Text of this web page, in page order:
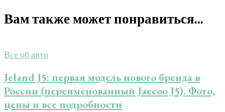
Вам также может понравиться...
Все об авто
Jeland J5: первая модель нового бренда в
России (переименованный Jaecoo J5). Фото,
цены и все подробности